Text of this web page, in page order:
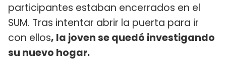
participantes estaban encerrados en el
SUM. Tras intentar abrir la puerta para ir
con ellos, la joven se quedó investigando
su nuevo hogar.